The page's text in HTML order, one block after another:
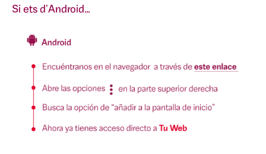
Si ets d'Android…